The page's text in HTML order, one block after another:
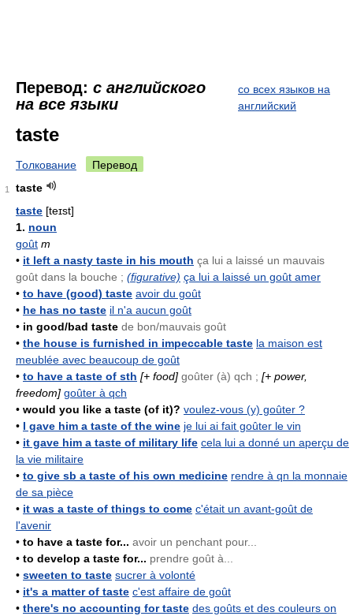
Перевод: с английского
на все языки
со всех языков на
английский
taste
Толкование Перевод
1
taste
taste [teɪst]
1. noun
goût m
• it left a nasty taste in his mouth ça lui a laissé un mauvais
goût dans la bouche ; (figurative) ça lui a laissé un goût amer
• to have (good) taste avoir du goût
• he has no taste il n'a aucun goût
• in good/bad taste de bon/mauvais goût
• the house is furnished in impeccable taste la maison est
meublée avec beaucoup de goût
• to have a taste of sth [+ food] goûter (à) qch ; [+ power,
freedom] goûter à qch
• would you like a taste (of it)? voulez-vous (y) goûter ?
• I gave him a taste of the wine je lui ai fait goûter le vin
• it gave him a taste of military life cela lui a donné un aperçu de
la vie militaire
• to give sb a taste of his own medicine rendre à qn la monnaie
de sa pièce
• it was a taste of things to come c'était un avant-goût de
l'avenir
• to have a taste for... avoir un penchant pour...
• to develop a taste for... prendre goût à...
• sweeten to taste sucrer à volonté
• it's a matter of taste c'est affaire de goût
• there's no accounting for taste des goûts et des couleurs on